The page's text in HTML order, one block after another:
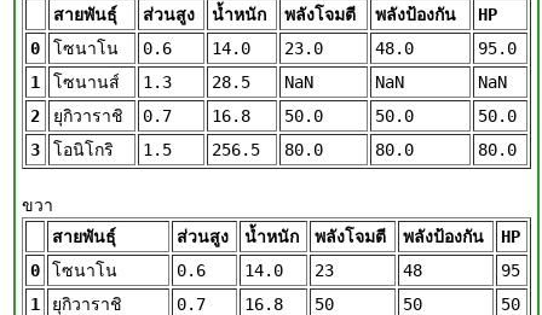
สายพันธุ์
ส่วนสูง น้ำหนัก พลังโจมตี พลังป้องกัน
HP
0
โซนาโน 0.6 14.0 23.0 48.0
95.0
1
โซนานส์ 1.3 28.5 NaN NaN
NaN
2
ยุกิวาราชิ 0.7 16.8 50.0 50.0
50.0
3
โอนิโกริ 1.5 256.5 80.0 80.0 80.0
ขวา
สายพันธุ์
ส่วนสูง น้ำหนัก พลังโจมตี พลังป้องกัน
HP
0
โซนาโน 0.6 14.0 23 48
95
1
ยุกิวาราชิ 0.7 16.8 50 50
50